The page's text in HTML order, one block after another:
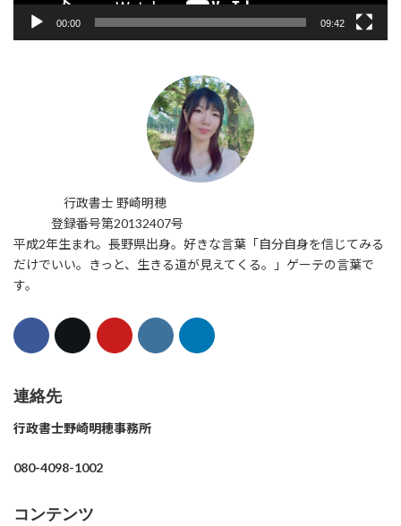
00:00 09:42
行政書士 野崎明穂
登録番号第20132407号
平成2年生まれ。長野県出身。好きな言葉「自分自身を信じてみる
だけでいい。きっと、生きる道が見えてくる。」ゲーテの言葉で
す。
連絡先
行政書士野崎明穂事務所
080-4098-1002
コンテンツ